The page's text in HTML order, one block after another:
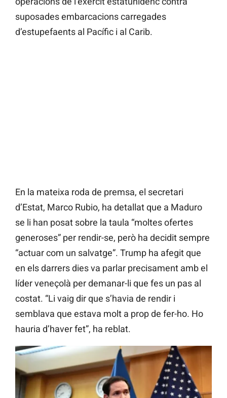
suposades embarcacions carregades
d’estupefaents al Pacífic i al Carib.
En la mateixa roda de premsa, el secretari
d’Estat, Marco Rubio, ha detallat que a Maduro
se li han posat sobre la taula “moltes ofertes
generoses” per rendir-se, però ha decidit sempre
“actuar com un salvatge”. Trump ha afegit que
en els darrers dies va parlar precisament amb el
líder veneçolà per demanar-li que fes un pas al
costat. “Li vaig dir que s’havia de rendir i
semblava que estava molt a prop de fer-ho. Ho
hauria d’haver fet”, ha reblat.